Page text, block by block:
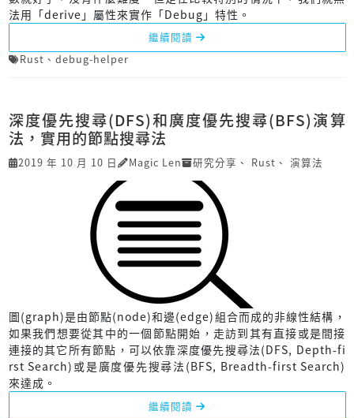
法用「derive」屬性來實作「Debug」特性。
繼續閱讀
Rust 、 debug-helper
深度優先搜尋(DFS)和廣度優先搜尋(BFS)演算
法，實用的節點搜尋法
2019 年 10 月 10 日 Magic Len 研究分享 、 Rust 、 演算法
圖(graph)是由節點(node)和邊(edge)組合而成的非線性結構，
如果我們想要從其中的一個節點開始，走訪到其有直接或是間接
連接的其它所有節點，可以依靠深度優先搜尋法(DFS, Depth-fi
rst Search)或是廣度優先搜尋法(BFS, Breadth-first Search)
來達成。
繼續閱讀